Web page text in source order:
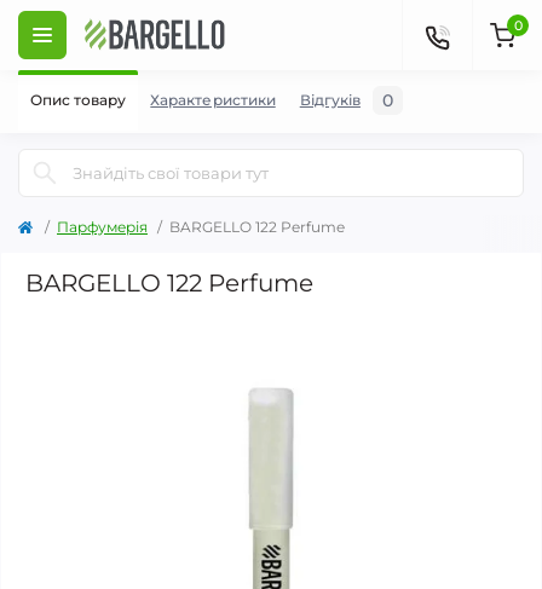
0
Парфумерія BARGELLO 122 Perfume
BARGELLO 122 Perfume
Опис товару Характеристики Відгуків 0